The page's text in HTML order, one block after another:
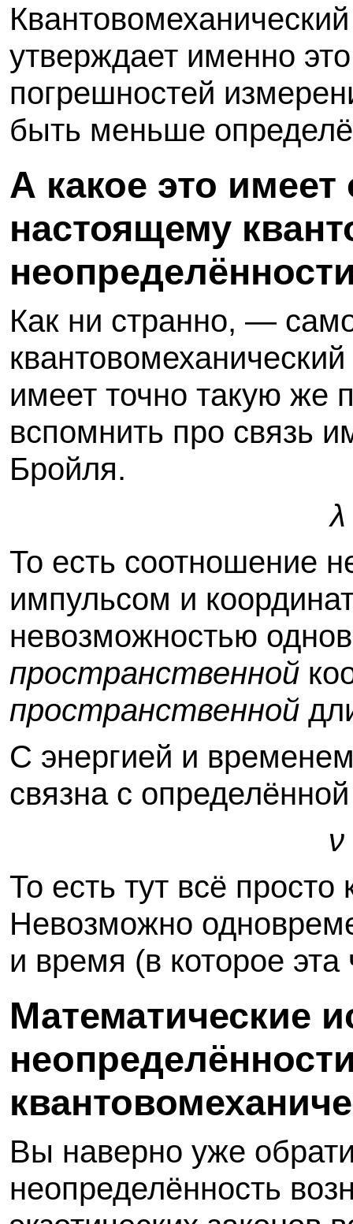
утверждает именно
погрешностей
быть меньше
А какое это
настоящему
Как ни странно, —
имеет точно такую же
вспомнить про связь
Бройля.
То есть соотношение
импульсом и
невозможностью
пространственной
пространственной
С энергией и
связна с
То есть тут всё
Невозможно
и время (в которое
Математические
Вы наверно уже
неопределённость